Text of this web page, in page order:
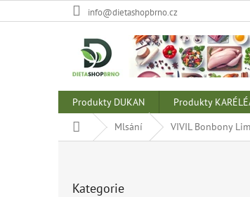
na
info@dietashopbrno.cz
Produkty DUKAN Produkty
Domů
Mlsání VIVIL Bonbony
kategorie
Kategorie